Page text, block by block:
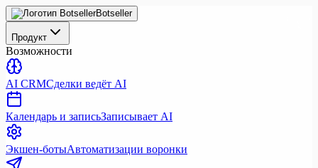
Botseller
Продукт
Возможности
AI CRMСделки ведёт AI
Календарь и записьЗаписывает AI
Экшен-ботыАвтоматизации воронки